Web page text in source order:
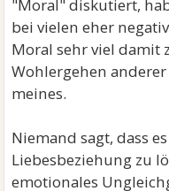
"Moral" diskutiert,
bei vielen eher
Moral sehr viel damit
Wohlergehen
meines.
Niemand sagt, dass
Liebesbeziehung zu
emotionales